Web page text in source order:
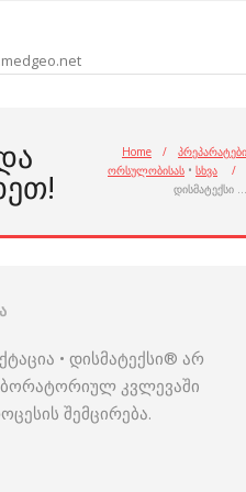
Home /
პრეპარატები
ორსულობისას • სხვა
/
დისმატექსი …
• დისმატექსი® არ
კვლევაში
შემცირება.